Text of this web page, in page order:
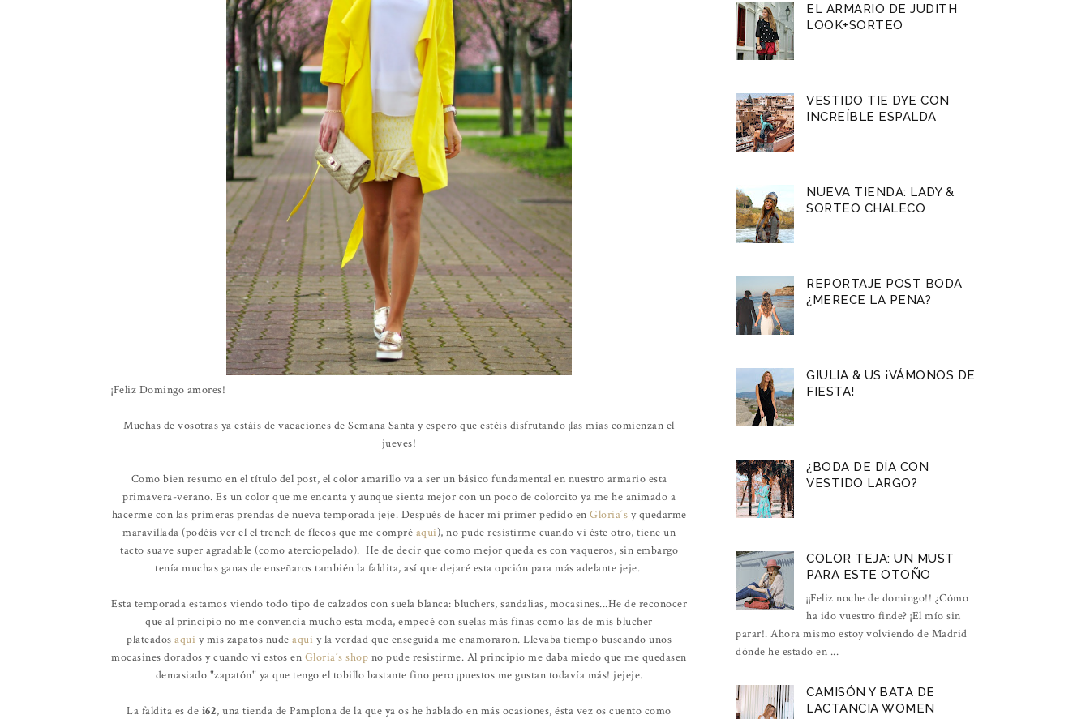
¡Feliz Domingo amores!
Muchas de vosotras ya estáis de vacaciones de Semana Santa y espero que estéis disfrutando ¡las mías comienzan el
jueves!
Como bien resumo en el título del post, el color amarillo va a ser un básico fundamental en nuestro armario esta
primavera-verano. Es un color que me encanta y aunque sienta mejor con un poco de colorcito ya me he animado a
hacerme con las primeras prendas de nueva temporada jeje. Después de hacer mi primer pedido en Gloria´s y quedarme
maravillada (podéis ver el el trench de flecos que me compré aquí), no pude resistirme cuando vi éste otro, tiene un
tacto suave super agradable (como aterciopelado). He de decir que como mejor queda es con vaqueros, sin embargo
tenía muchas ganas de enseñaros también la faldita, así que dejaré esta opción para más adelante jeje.
Esta temporada estamos viendo todo tipo de calzados con suela blanca: bluchers, sandalias, mocasines...He de reconocer
que al principio no me convencía mucho esta moda, empecé con suelas más finas como las de mis blucher
plateados aquí y mis zapatos nude aquí y la verdad que enseguida me enamoraron. Llevaba tiempo buscando unos
mocasines dorados y cuando vi estos en Gloria´s shop no pude resistirme. Al principio me daba miedo que me quedasen
demasiado "zapatón" ya que tengo el tobillo bastante fino pero ¡puestos me gustan todavía más! jejeje.
La faldita es de i62, una tienda de Pamplona de la que ya os he hablado en más ocasiones, ésta vez os cuento como
EL ARMARIO DE JUDITH
LOOK+SORTEO
VESTIDO TIE DYE CON
INCREÍBLE ESPALDA
NUEVA TIENDA: LADY &
SORTEO CHALECO
REPORTAJE POST BODA
¿MERECE LA PENA?
GIULIA & US ¡VÁMONOS DE
FIESTA!
¿BODA DE DÍA CON
VESTIDO LARGO?
COLOR TEJA: UN MUST
PARA ESTE OTOÑO
¡¡Feliz noche de domingo!! ¿Cómo
ha ido vuestro finde? ¡El mío sin
parar!. Ahora mismo estoy volviendo de Madrid
dónde he estado en ...
CAMISÓN Y BATA DE
LACTANCIA WOMEN